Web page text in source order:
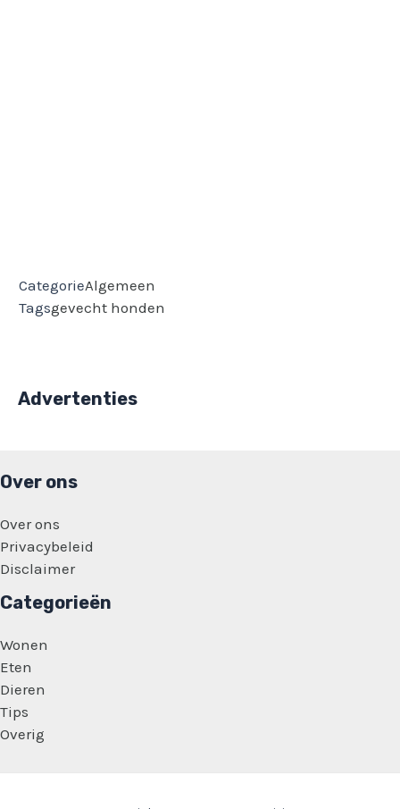
CategorieAlgemeen
Tagsgevecht honden
Advertenties
Over ons
Over ons
Privacybeleid
Disclaimer
Categorieën
Wonen
Eten
Dieren
Tips
Overig